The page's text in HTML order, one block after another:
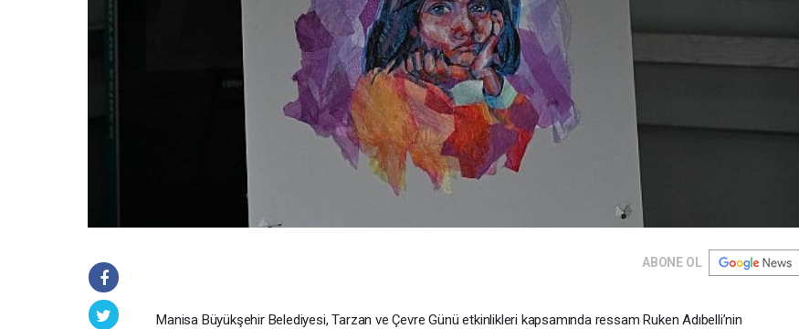
ABONE OL
Manisa Büyükşehir Belediyesi, Tarzan ve Çevre Günü etkinlikleri kapsamında ressam Ruken Adıbelli’nin